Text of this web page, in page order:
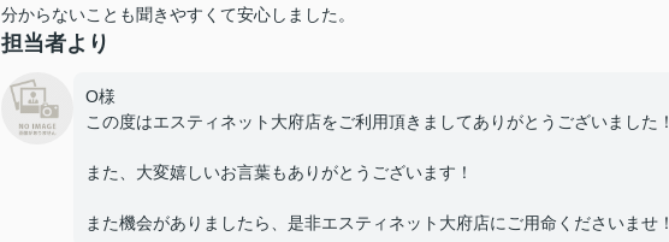
分からないことも聞きやすくて安心しました。
担当者より
O様
この度はエスティネット大府店をご利用頂きましてありがとうございました！
また、大変嬉しいお言葉もありがとうございます！
また機会がありましたら、是非エスティネット大府店にご用命くださいませ！